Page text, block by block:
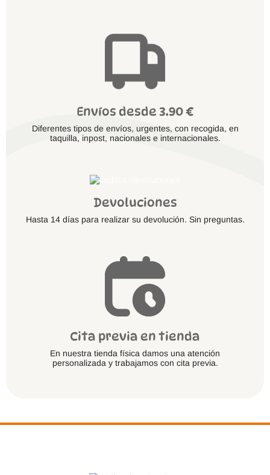
Envíos desde 3.90 €
Diferentes tipos de envíos, urgentes, con recogida, en
taquilla, inpost, nacionales e internacionales.
Devoluciones
Hasta 14 días para realizar su devolución. Sin preguntas.
Cita previa en tienda
En nuestra tienda física damos una atención
personalizada y trabajamos con cita previa.